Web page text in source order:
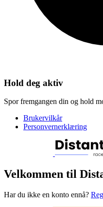
Hold deg aktiv
Spor fremgangen din og hold
Brukervilkår
Personvernerklæring
Velkommen til
Har du ikke en konto ennå?